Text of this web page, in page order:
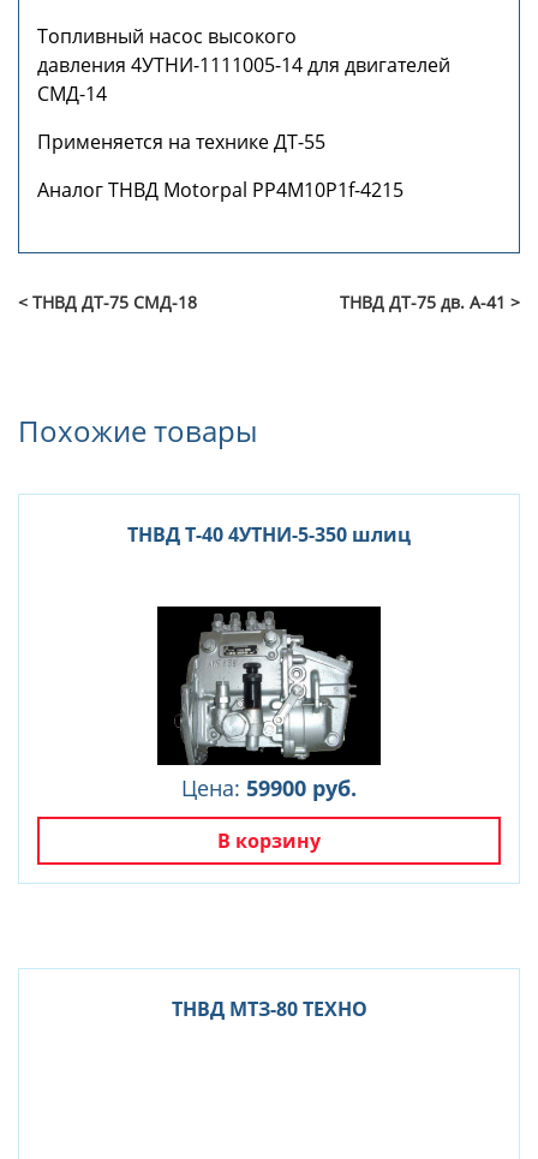
Топливный насос высокого
давления 4УТНИ-1111005-14 для двигателей
СМД-14
Применяется на технике ДТ-55
Аналог ТНВД Motorpal РР4М10Р1f-4215
< ТНВД ДТ-75 СМД-18 ТНВД ДТ-75 дв. А-41 >
Похожие товары
ТНВД Т-40 4УТНИ-5-350 шлиц
Цена: 59900 руб.
В корзину
ТНВД МТЗ-80 ТЕХНО